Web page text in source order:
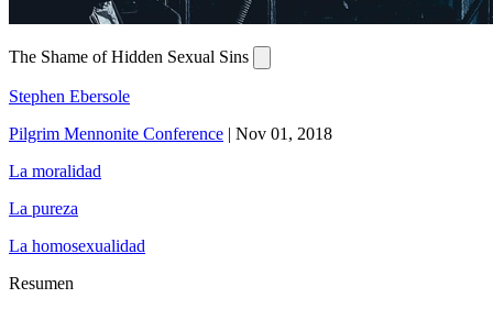
The Shame of Hidden Sexual Sins
Stephen Ebersole
Pilgrim Mennonite Conference | Nov 01, 2018
La moralidad
La pureza
La homosexualidad
Resumen